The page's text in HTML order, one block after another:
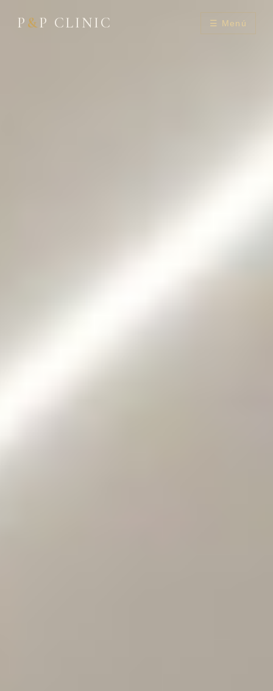
P &P CLINIC ☰ Menú